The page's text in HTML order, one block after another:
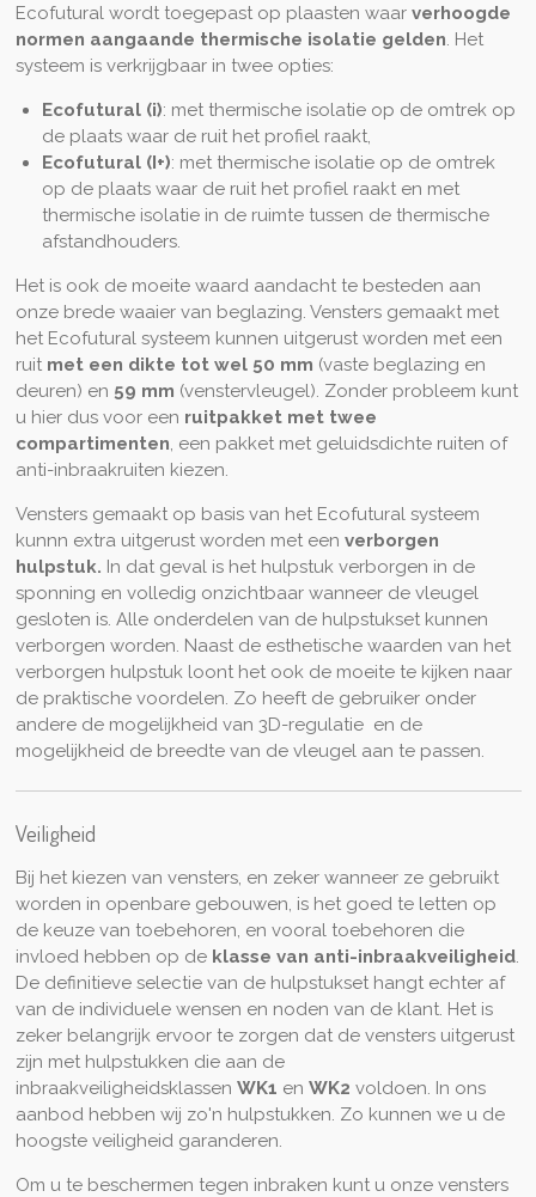
Ecofutural wordt toegepast op plaasten waar verhoogde
normen aangaande thermische isolatie gelden. Het
systeem is verkrijgbaar in twee opties:
Ecofutural (i): met thermische isolatie op de omtrek op
de plaats waar de ruit het profiel raakt,
Ecofutural (I+): met thermische isolatie op de omtrek
op de plaats waar de ruit het profiel raakt en met
thermische isolatie in de ruimte tussen de thermische
afstandhouders.
Het is ook de moeite waard aandacht te besteden aan
onze brede waaier van beglazing. Vensters gemaakt met
het Ecofutural systeem kunnen uitgerust worden met een
ruit met een dikte tot wel 50 mm (vaste beglazing en
deuren) en 59 mm (venstervleugel). Zonder probleem kunt
u hier dus voor een ruitpakket met twee
compartimenten, een pakket met geluidsdichte ruiten of
anti-inbraakruiten kiezen.
Vensters gemaakt op basis van het Ecofutural systeem
kunnn extra uitgerust worden met een verborgen
hulpstuk. In dat geval is het hulpstuk verborgen in de
sponning en volledig onzichtbaar wanneer de vleugel
gesloten is. Alle onderdelen van de hulpstukset kunnen
verborgen worden. Naast de esthetische waarden van het
verborgen hulpstuk loont het ook de moeite te kijken naar
de praktische voordelen. Zo heeft de gebruiker onder
andere de mogelijkheid van 3D-regulatie en de
mogelijkheid de breedte van de vleugel aan te passen.
Veiligheid
Bij het kiezen van vensters, en zeker wanneer ze gebruikt
worden in openbare gebouwen, is het goed te letten op
de keuze van toebehoren, en vooral toebehoren die
invloed hebben op de klasse van anti-inbraakveiligheid.
De definitieve selectie van de hulpstukset hangt echter af
van de individuele wensen en noden van de klant. Het is
zeker belangrijk ervoor te zorgen dat de vensters uitgerust
zijn met hulpstukken die aan de
inbraakveiligheidsklassen WK1 en WK2 voldoen. In ons
aanbod hebben wij zo'n hulpstukken. Zo kunnen we u de
hoogste veiligheid garanderen.
Om u te beschermen tegen inbraken kunt u onze vensters